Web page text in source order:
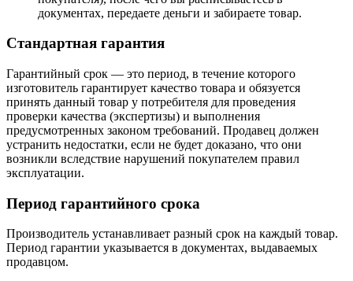
документах, передаете деньги и забираете товар.
Стандартная гарантия
Гарантийный срок — это период, в течение которого
изготовитель гарантирует качество товара и обязуется
принять данный товар у потребителя для проведения
проверки качества (экспертизы) и выполнения
предусмотренных законом требований. Продавец должен
устранить недостатки, если не будет доказано, что они
возникли вследствие нарушений покупателем правил
эксплуатации.
Период гарантийного срока
Производитель устанавливает разный срок на каждый товар.
Период гарантии указывается в документах, выдаваемых
продавцом.